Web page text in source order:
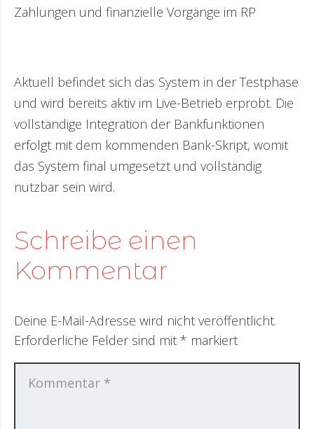
Zahlungen und finanzielle Vorgänge im RP
Aktuell befindet sich das System in der Testphase
und wird bereits aktiv im Live-Betrieb erprobt. Die
vollständige Integration der Bankfunktionen
erfolgt mit dem kommenden Bank-Skript, womit
das System final umgesetzt und vollständig
nutzbar sein wird.
Schreibe einen
Kommentar
Deine E-Mail-Adresse wird nicht veröffentlicht.
Erforderliche Felder sind mit * markiert